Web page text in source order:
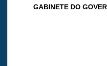
GABINETE DO